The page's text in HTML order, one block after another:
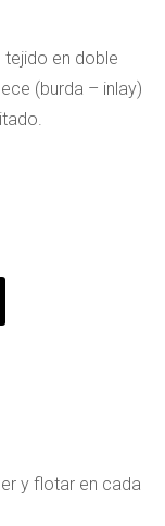
tejido en doble
(burda – inlay)
y flotar en cada